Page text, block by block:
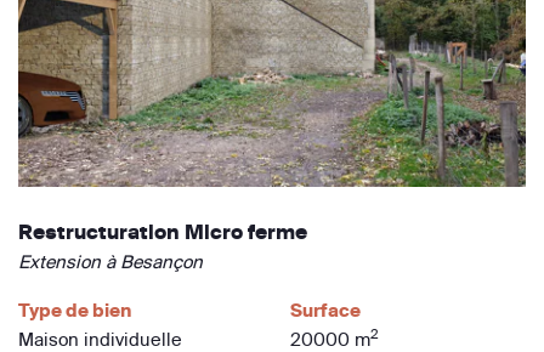
Restructuration Micro ferme
Extension à Besançon
Type de bien
Maison individuelle
Surface
20000 m2